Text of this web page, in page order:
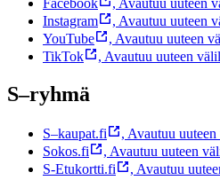
Facebook
, Avautuu uuteen
Instagram
, Avautuu uuteen
YouTube
, Avautuu uuteen
TikTok
, Avautuu uuteen
S–ryhmä
S–kaupat.fi , Avautuu uuteen
Sokos.fi
, Avautuu uuteen
S-Etukortti.fi
, Avautuu